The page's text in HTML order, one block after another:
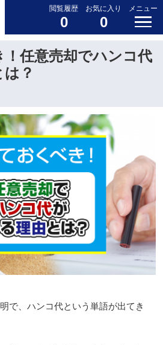
閲覧履歴
0
お気に入り
0
メニュー
任意売却でハンコ代
？
で、ハンコ代という単語が出てき